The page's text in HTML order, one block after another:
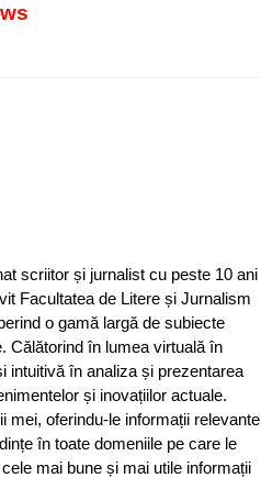
scriitor și jurnalist cu peste 10 ani
Facultatea de Litere și Jurnalism
o gamă largă de subiecte
Călătorind în lumea virtuală în
intuitivă în analiza și prezentarea
și inovațiilor actuale.
mei, oferindu-le informații relevante
în toate domeniile pe care le
mai bune și mai utile informații